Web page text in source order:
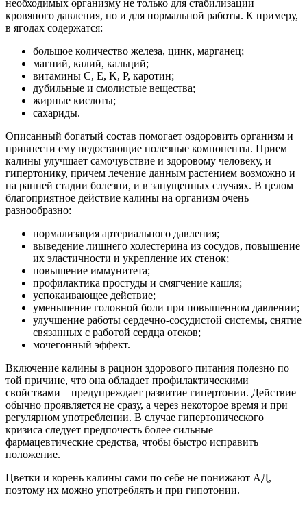
необходимых организму не только для стабилизации
кровяного давления, но и для нормальной работы. К примеру,
в ягодах содержатся:
большое количество железа, цинк, марганец;
магний, калий, кальций;
витамины C, E, K, P, каротин;
дубильные и смолистые вещества;
жирные кислоты;
сахариды.
Описанный богатый состав помогает оздоровить организм и
привнести ему недостающие полезные компоненты. Прием
калины улучшает самочувствие и здоровому человеку, и
гипертонику, причем лечение данным растением возможно и
на ранней стадии болезни, и в запущенных случаях. В целом
благоприятное действие калины на организм очень
разнообразно:
нормализация артериального давления;
выведение лишнего холестерина из сосудов, повышение
их эластичности и укрепление их стенок;
повышение иммунитета;
профилактика простуды и смягчение кашля;
успокаивающее действие;
уменьшение головной боли при повышенном давлении;
улучшение работы сердечно-сосудистой системы, снятие
связанных с работой сердца отеков;
мочегонный эффект.
Включение калины в рацион здорового питания полезно по
той причине, что она обладает профилактическими
свойствами – предупреждает развитие гипертонии. Действие
обычно проявляется не сразу, а через некоторое время и при
регулярном употреблении. В случае гипертонического
кризиса следует предпочесть более сильные
фармацевтические средства, чтобы быстро исправить
положение.
Цветки и корень калины сами по себе не понижают АД,
поэтому их можно употреблять и при гипотонии.